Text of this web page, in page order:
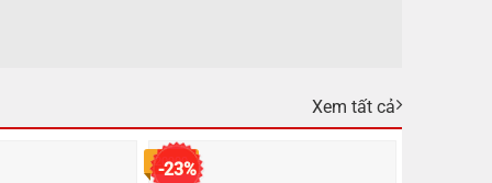
Xem tất cả
20900
-23%